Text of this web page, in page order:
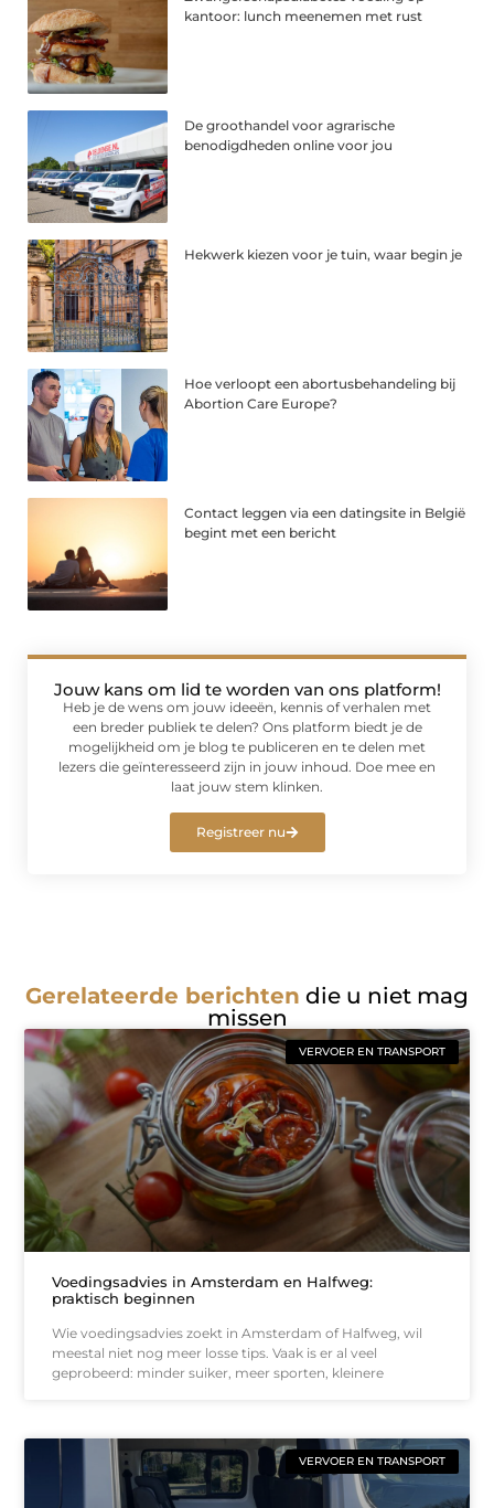
kantoor: lunch meenemen met rust
De groothandel voor agrarische
benodigdheden online voor jou
Hekwerk kiezen voor je tuin, waar begin je
Hoe verloopt een abortusbehandeling bij
Abortion Care Europe?
Contact leggen via een datingsite in België
begint met een bericht
Jouw kans om lid te worden van ons platform!
Heb je de wens om jouw ideeën, kennis of verhalen met
een breder publiek te delen? Ons platform biedt je de
mogelijkheid om je blog te publiceren en te delen met
lezers die geïnteresseerd zijn in jouw inhoud. Doe mee en
laat jouw stem klinken.
Registreer nu
Gerelateerde berichten die u niet mag
missen
VERVOER EN TRANSPORT
Voedingsadvies in Amsterdam en Halfweg:
praktisch beginnen
Wie voedingsadvies zoekt in Amsterdam of Halfweg, wil
meestal niet nog meer losse tips. Vaak is er al veel
geprobeerd: minder suiker, meer sporten, kleinere
VERVOER EN TRANSPORT